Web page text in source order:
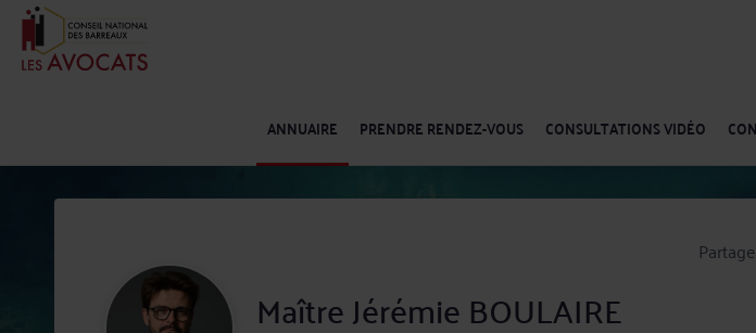
ANNUAIRE PRENDRE RENDEZ-VOUS CONSULTATIONS VIDÉO
Maître Jérémie BOULAIRE